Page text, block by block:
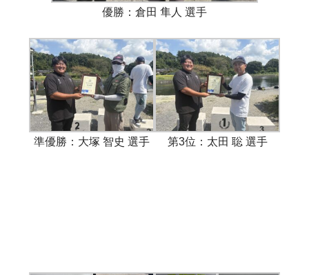
優勝：倉田 隼人 選手
準優勝：大塚 智史 選手 第3位：太田 聡 選手